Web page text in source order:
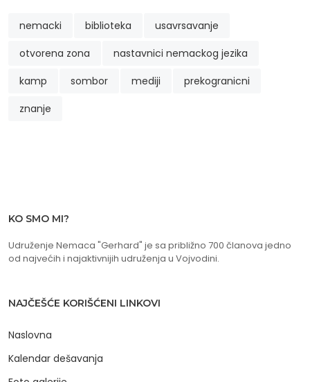
nemacki biblioteka
usavrsavanje
otvorena zona
nastavnici nemackog jezika
kamp
sombor mediji
prekogranicni
znanje
KO SMO MI?
Udruženje Nemaca "Gerhard" je sa približno 700 članova jedno
od najvećih i najaktivnijih udruženja u Vojvodini.
NAJČEŠĆE KORIŠĆENI LINKOVI
Naslovna
Kalendar dešavanja